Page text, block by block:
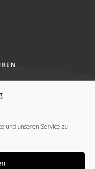
und unseren Service zu